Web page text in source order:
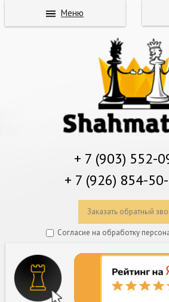
+ 7 (903) 552-
+ 7 (926) 854-
Заказать обратный
Согласие на обработку
Меню